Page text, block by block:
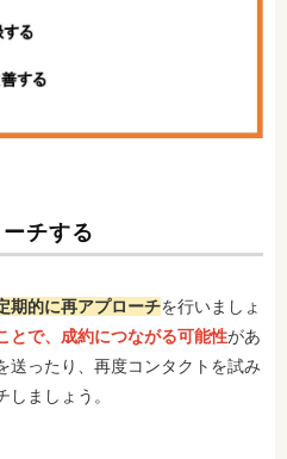
チする
期的に再アプローチを行いましょ
とで、成約につながる可能性があ
送ったり、再度コンタクトを試み
ましょう。